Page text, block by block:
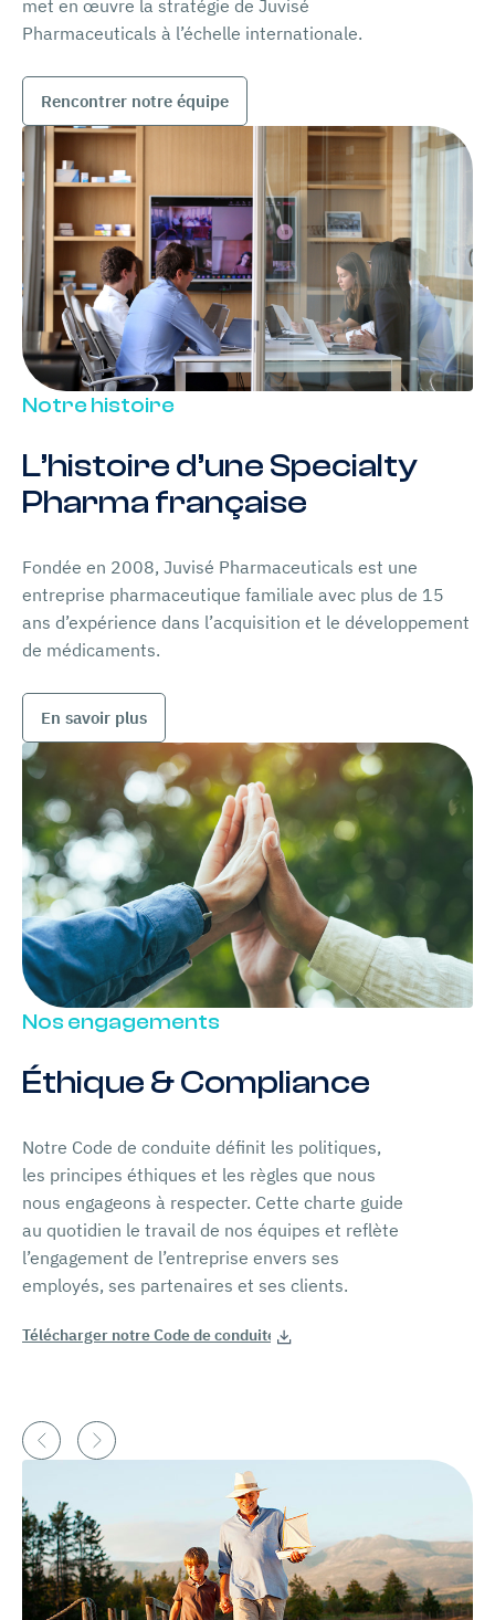
met en œuvre la stratégie de Juvisé
Pharmaceuticals à l’échelle internationale.
Rencontrer notre équipe
Notre histoire
L’histoire d’une Specialty
Pharma française
Fondée en 2008, Juvisé Pharmaceuticals est une
entreprise pharmaceutique familiale avec plus de 15
ans d’expérience dans l’acquisition et le développement
de médicaments.
En savoir plus
Nos engagements
Éthique & Compliance
Notre Code de conduite définit les politiques,
les principes éthiques et les règles que nous
nous engageons à respecter. Cette charte guide
au quotidien le travail de nos équipes et reflète
l’engagement de l’entreprise envers ses
employés, ses partenaires et ses clients.
Télécharger notre Code de conduite
de
Cette
l’émission